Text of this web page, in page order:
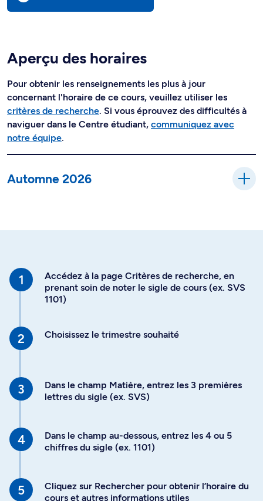
Aperçu des horaires
Pour obtenir les renseignements les plus à jour
concernant l'horaire de ce cours, veuillez utiliser les
critères de recherche. Si vous éprouvez des difficultés à
naviguer dans le Centre étudiant, communiquez avec
notre équipe.
Automne 2026
Accédez à la page Critères de recherche, en
prenant soin de noter le sigle de cours (ex. SVS
1101)
Choisissez le trimestre souhaité
Dans le champ Matière, entrez les 3 premières
lettres du sigle (ex. SVS)
Dans le champ au-dessous, entrez les 4 ou 5
chiffres du sigle (ex. 1101)
Cliquez sur Rechercher pour obtenir l’horaire du
cours et autres informations utiles